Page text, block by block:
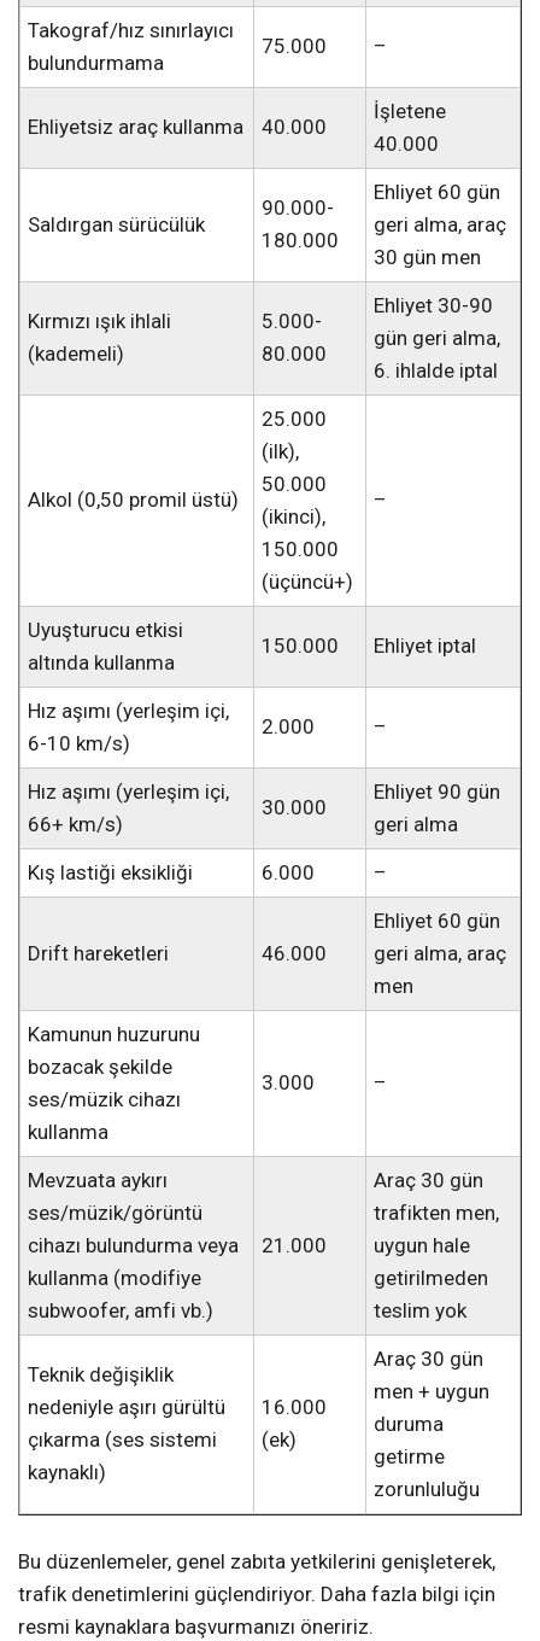
Takograf/hız sınırlayıcı
bulundurmama
75.000 –
Ehliyetsiz araç kullanma 40.000
İşletene
40.000
Saldırgan sürücülük
90.000-
180.000
Ehliyet 60 gün
geri alma, araç
30 gün men
Kırmızı ışık ihlali
(kademeli)
5.000-
80.000
Ehliyet 30-90
gün geri alma,
6. ihlalde iptal
Alkol (0,50 promil üstü)
25.000
(ilk),
50.000
(ikinci),
150.000
(üçüncü+)
–
Uyuşturucu etkisi
altında kullanma
150.000 Ehliyet iptal
Hız aşımı (yerleşim içi,
6-10 km/s)
2.000 –
Hız aşımı (yerleşim içi,
66+ km/s)
30.000
Ehliyet 90 gün
geri alma
Kış lastiği eksikliği
6.000 –
Drift hareketleri 46.000
Ehliyet 60 gün
geri alma, araç
men
Kamunun huzurunu
bozacak şekilde
ses/müzik cihazı
kullanma
3.000 –
Mevzuata aykırı
ses/müzik/görüntü
cihazı bulundurma veya
kullanma (modifiye
subwoofer, amfi vb.)
21.000
Araç 30 gün
trafikten men,
uygun hale
getirilmeden
teslim yok
Teknik değişiklik
nedeniyle aşırı gürültü
çıkarma (ses sistemi
kaynaklı)
16.000
(ek)
Araç 30 gün
men + uygun
duruma
getirme
zorunluluğu
Bu düzenlemeler, genel zabıta yetkilerini genişleterek,
trafik denetimlerini güçlendiriyor. Daha fazla bilgi için
resmi kaynaklara başvurmanızı öneririz.